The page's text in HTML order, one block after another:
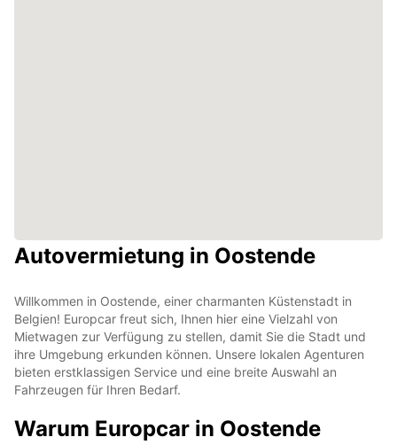
Autovermietung in Oostende
Willkommen in Oostende, einer charmanten Küstenstadt in
Belgien! Europcar freut sich, Ihnen hier eine Vielzahl von
Mietwagen zur Verfügung zu stellen, damit Sie die Stadt und
ihre Umgebung erkunden können. Unsere lokalen Agenturen
bieten erstklassigen Service und eine breite Auswahl an
Fahrzeugen für Ihren Bedarf.
Warum Europcar in Oostende